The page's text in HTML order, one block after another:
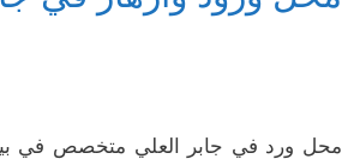
محل ورد في جابر العلي متخصص في بيع